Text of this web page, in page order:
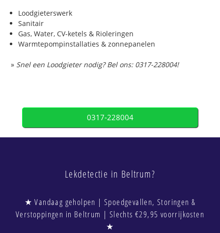
Loodgieterswerk
Sanitair
Gas, Water, CV-ketels & Rioleringen
Warmtepompinstallaties & zonnepanelen
» Snel een Loodgieter nodig? Bel ons: 0317-228004!
0317-228004
Lekdetectie in Beltrum?
★ Vandaag geholpen | Spoedgevallen, Storingen &
Verstoppingen in Beltrum | Slechts €29,95 voorrijkosten
★